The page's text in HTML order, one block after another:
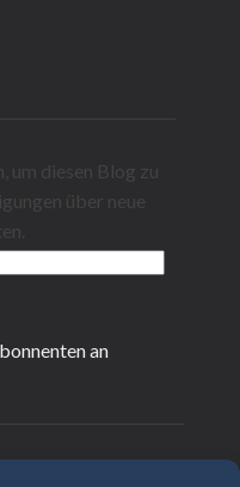
um diesen Blog zu
über neue
an